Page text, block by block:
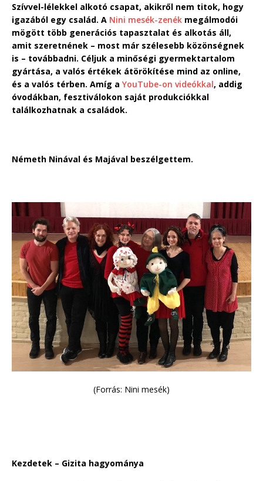
Szívvel-lélekkel alkotó csapat, akikről nem titok, hogy
igazából egy család. A Nini mesék-zenék megálmodói
mögött több generációs tapasztalat és alkotás áll,
amit szeretnének – most már szélesebb közönségnek
is – továbbadni. Céljuk a minőségi gyermektartalom
gyártása, a valós értékek átörökítése mind az online,
és a valós térben. Amíg a YouTube-on videókkal, addig
óvodákban, fesztiválokon saját produkciókkal
találkozhatnak a családok.
Németh Ninával és Majával beszélgettem.
(Forrás: Nini mesék)
Kezdetek – Gizita hagyománya